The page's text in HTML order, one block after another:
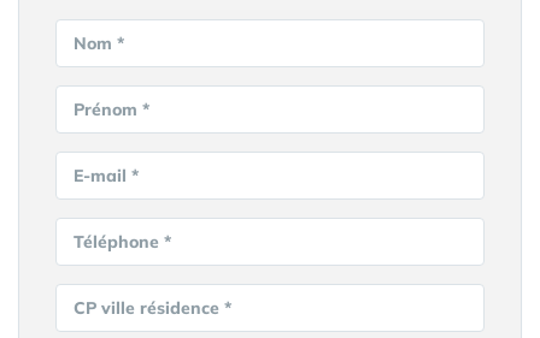
Nom *
Prénom *
E-mail *
Téléphone *
CP ville résidence *